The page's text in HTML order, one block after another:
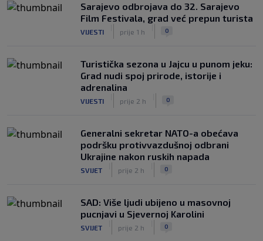
Sarajevo odbrojava do 32. Sarajevo
Film Festivala, grad već prepun turista
VIJESTI prije 1 h 0
Turistička sezona u Jajcu u punom jeku:
Grad nudi spoj prirode, istorije i
adrenalina
VIJESTI prije 2 h 0
Generalni sekretar NATO-a obećava
podršku protivvazdušnoj odbrani
Ukrajine nakon ruskih napada
SVIJET prije 2 h 0
SAD: Više ljudi ubijeno u masovnoj
pucnjavi u Sjevernoj Karolini
SVIJET prije 2 h 0